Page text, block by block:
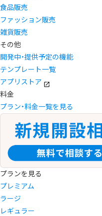
食品販売
ファッション販売
雑貨販売
その他
開発中・提供予定の機能
テンプレート一覧
アプリストア
料金
プラン・料金一覧を見る
プランを見る
プレミアム
ラージ
レギュラー